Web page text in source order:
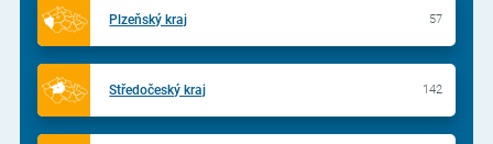
Plzeňský kraj 57
Středočeský kraj 142